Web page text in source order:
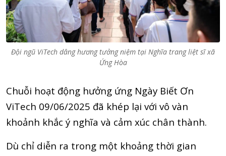
Đội ngũ ViTech dâng hương tưởng niệm tại Nghĩa trang liệt sĩ xã
Ứng Hòa
Chuỗi hoạt động hưởng ứng Ngày Biết Ơn
ViTech 09/06/2025 đã khép lại với vô vàn
khoảnh khắc ý nghĩa và cảm xúc chân thành.
Dù chỉ diễn ra trong một khoảng thời gian